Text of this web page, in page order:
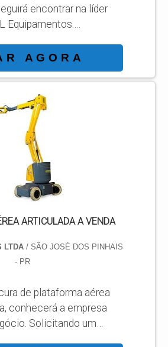
encontrar na líder
Equipamentos.
descobrindo a líder da
DE TRABALHO
aérea de
companhia comprometida
consegue encontrar o
Especializada
móveis ...
AGORA
ARTICULADA A VENDA
LTDA/ SÃO JOSÉ DOS PINHAIS
- PR
de plataforma aérea
conhecerá a empresa
Solicitando um